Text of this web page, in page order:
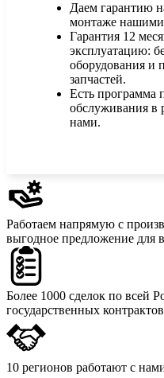
Даем гарантию
монтаже
Гарантия 12
эксплуатацию:
оборудования и
запчастей.
Есть программа
обслуживания в
нами.
Работаем напрямую с
выгодное предложение для
Более 1000 сделок по всей
государственных
10 регионов работают с